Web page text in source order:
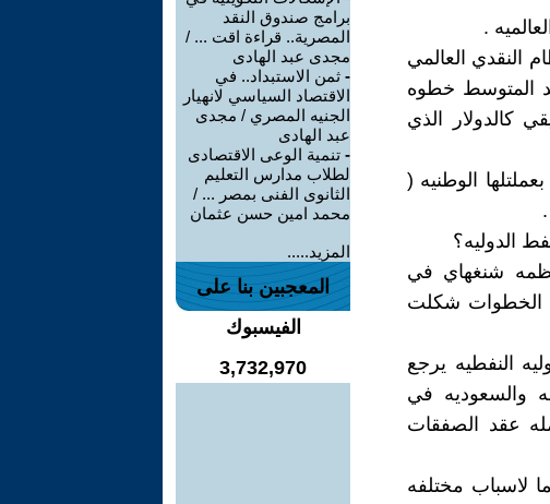
.
النقدي العالمي
المتوسط خطوه
كالدولار الذي
الوطنيه (
الدوليه؟
منظمه شنغهاي في
الخطوات شكلت
النفطيه يرجع
والسعوديه في
عقد الصفقات
لاسباب مختلفه
برامج صندوق النقد
المصرية.. قراءة اقت ... /
مجدى عبد الهادى
- ثمن الاستبداد.. في
الاقتصاد السياسي لانهيار
الجنيه المصري / مجدى
عبد الهادى
- تنمية الوعى الاقتصادى
لطلاب مدارس التعليم
الثانوى الفنى بمصر ... /
محمد امين حسن عثمان
المزيد.....
المعجبين بنا على
الفيسبوك
3,732,970